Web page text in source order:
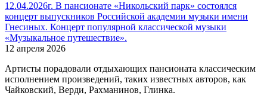
12.04.2026г. В пансионате «Никольский парк» состоялся
концерт выпускников Российской академии музыки имени
Гнесиных. Концерт популярной классической музыки
«Музыкальное путешествие».
12 апреля 2026
Артисты порадовали отдыхающих пансионата классическим
исполнением произведений, таких известных авторов, как
Чайковский, Верди, Рахманинов, Глинка.